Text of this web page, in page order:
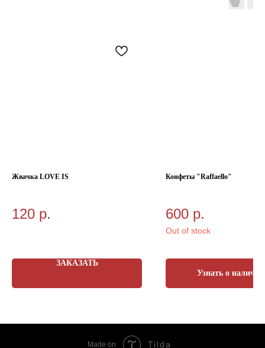
Жвачка LOVE IS
120 р.
ЗАКАЗАТЬ
Конфеты "Raffaello"
600 р.
Out of stock
Узнать о наличии
Made on Tilda